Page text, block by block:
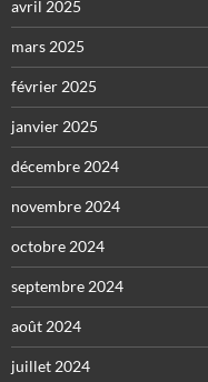
avril 2025
mars 2025
février 2025
janvier 2025
décembre 2024
novembre 2024
octobre 2024
septembre 2024
août 2024
juillet 2024